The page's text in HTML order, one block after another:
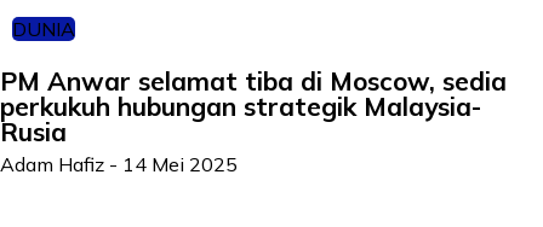
DUNIA
PM Anwar selamat tiba di Moscow, sedia
perkukuh hubungan strategik Malaysia-
Rusia
Adam Hafiz - 14 Mei 2025